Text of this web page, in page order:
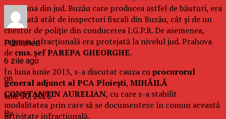
persoana din jud. Buzău care producea astfel de băuturi, era
protejată atât de inspectori fiscali din Buzău, cât și de un
chestor de poliție din conducerea I.G.P.R. De asemenea,
rețeaua infracțională era protejată la nivelul jud. Prahova
de cms. șef PAREPA GHEORGHE.
În luna iunie 2013, s-a discutat cauza cuprocurorul
general adjunct al PCA Ploiești, MIHĂILĂ
CONSTANTIN AURELIAN, cu care s-a stabilit
modalitatea prin care să se documenteze în comun această
activitate infracțională.
Published
6 zile ago
on
iulie 30, 2026
By